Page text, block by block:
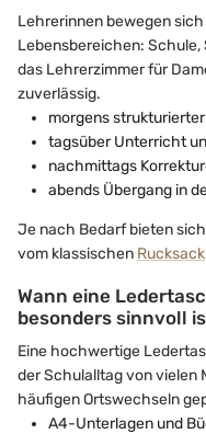
Lehrerinnen bewegen
Lebensbereichen:
das Lehrerzimmer für
zuverlässig.
morgens
tagsüber Unterricht
nachmittags
abends Übergang in
Je nach Bedarf bieten
vom klassischen Rucksack
Wann eine
besonders sinnvoll
Eine hochwertige
der Schulalltag von vielen
häufigen Ortswechseln
A4-Unterlagen und